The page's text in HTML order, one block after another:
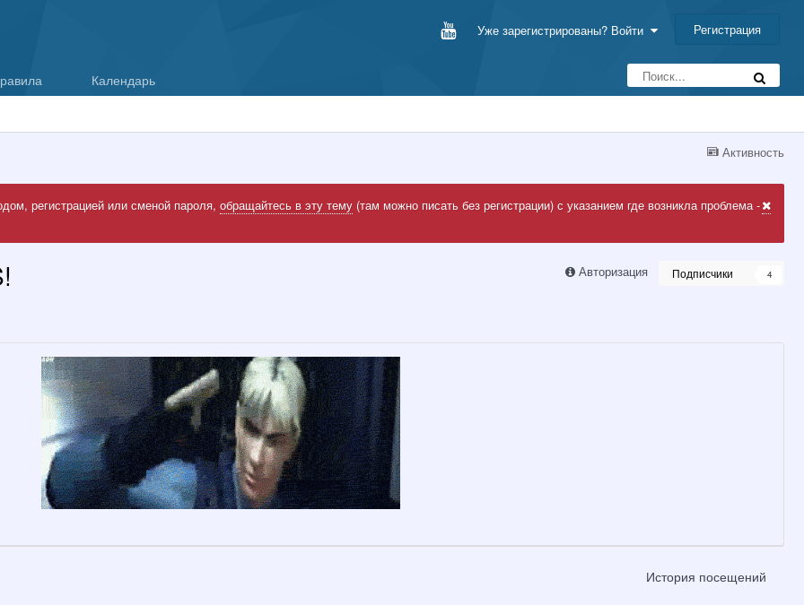
Уже зарегистрированы? Войти Регистрация
Календарь
Активность
регистрацией или сменой пароля, обращайтесь в эту тему(там можно писать без регистрации) с указанием где возникла проблема -
Авторизация Подписчики 4
История посещений